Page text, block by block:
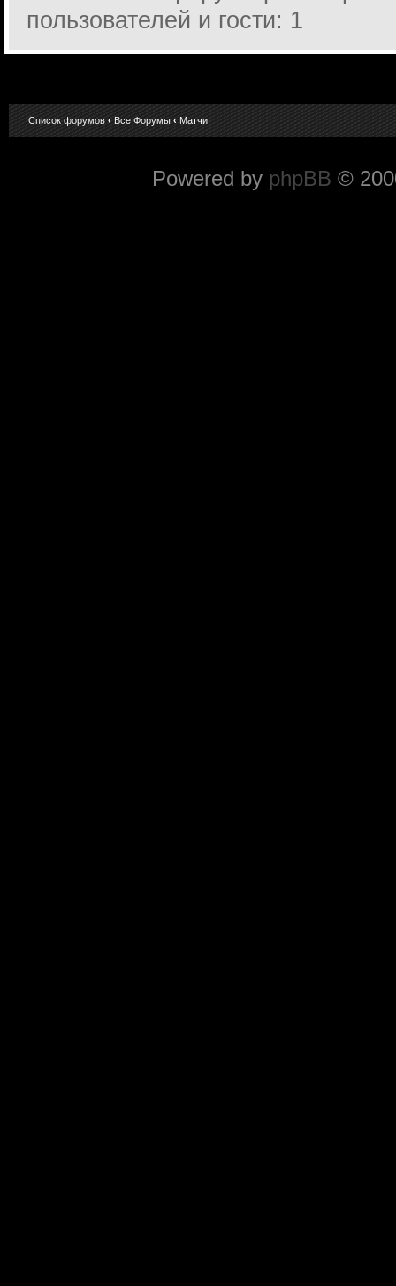
пользователей и гости: 1
Список форумов ‹ Все Форумы ‹ Матчи
Powered by phpBB ©